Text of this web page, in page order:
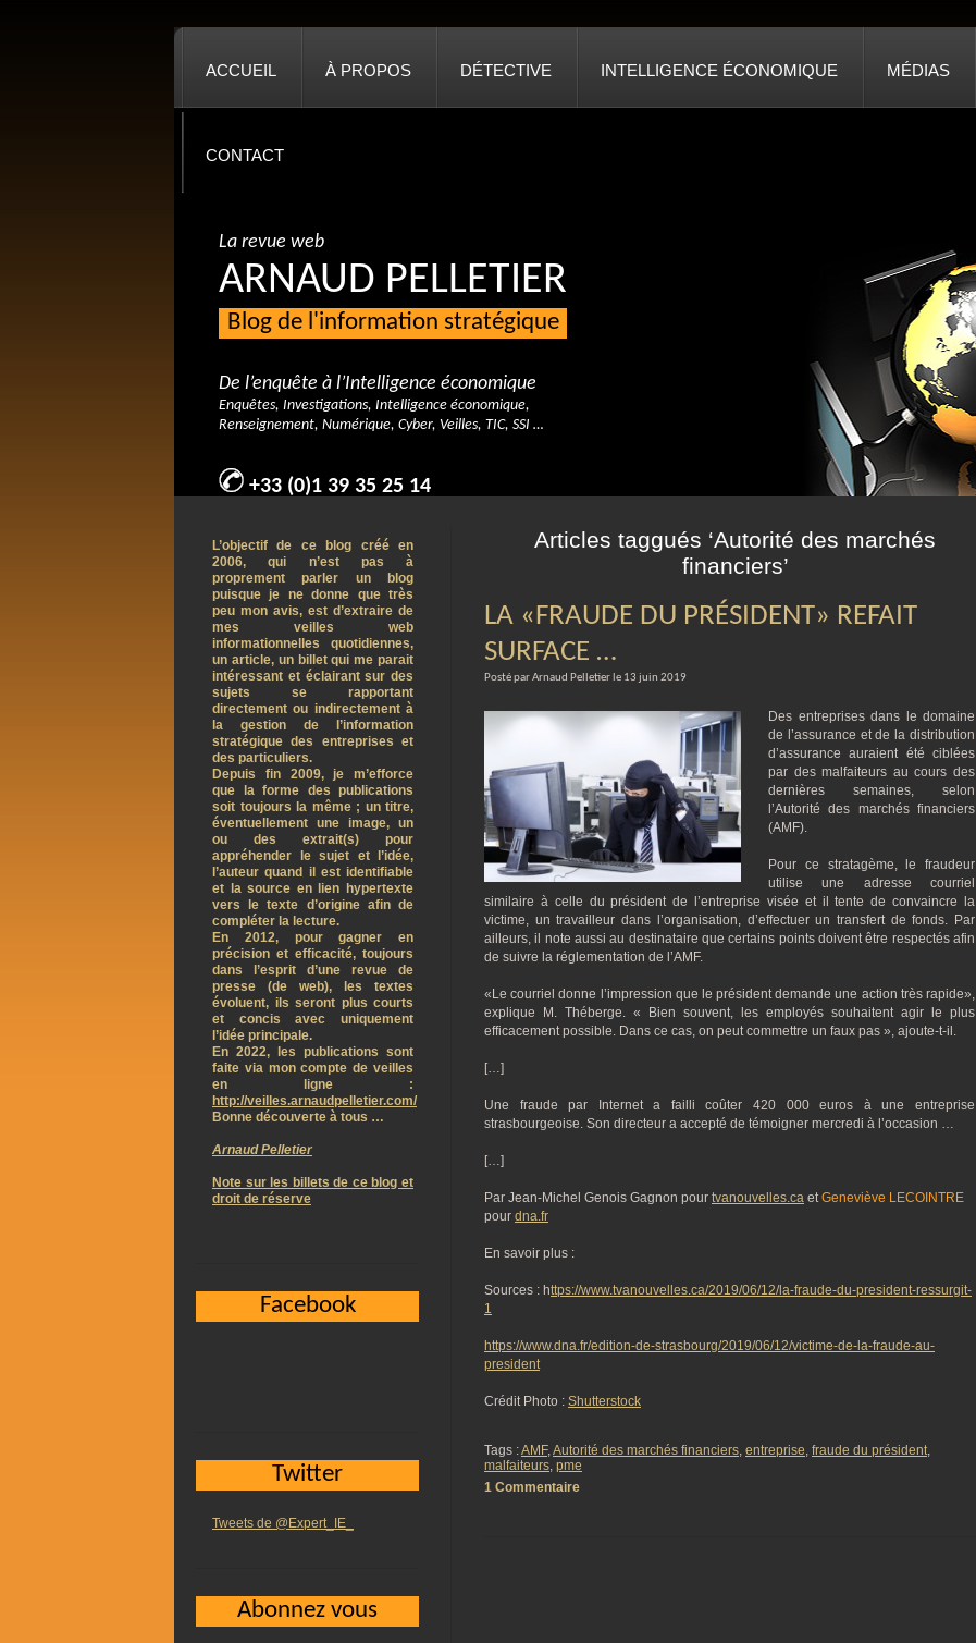
ACCUEIL À PROPOS DÉTECTIVE INTELLIGENCE ÉCONOMIQUE MÉDIAS
CONTACT
La revue web
ARNAUD PELLETIER
Blog de l'information stratégique
De l’enquête à l’Intelligence économique
Enquêtes, Investigations, Intelligence économique,
Renseignement, Numérique, Cyber, Veilles, TIC, SSI …
+33 (0)1 39 35 25 14
Articles taggués ‘Autorité des marchés
financiers’
LA «FRAUDE DU PRÉSIDENT» REFAIT
SURFACE …
Posté par Arnaud Pelletier le 13 juin 2019
Des entreprises dans le domaine
de l’assurance et de la distribution
d’assurance auraient été ciblées
par des malfaiteurs au cours des
dernières semaines, selon
l’Autorité des marchés financiers
(AMF).
Pour ce stratagème, le fraudeur
utilise une adresse courriel
similaire à celle du président de l’entreprise visée et il tente de convaincre la
victime, un travailleur dans l’organisation, d’effectuer un transfert de fonds. Par
ailleurs, il note aussi au destinataire que certains points doivent être respectés afin
de suivre la réglementation de l’AMF.
«Le courriel donne l’impression que le président demande une action très rapide»,
explique M. Théberge. « Bien souvent, les employés souhaitent agir le plus
efficacement possible. Dans ce cas, on peut commettre un faux pas », ajoute-t-il.
[…]
Une fraude par Internet a failli coûter 420 000 euros à une entreprise
strasbourgeoise. Son directeur a accepté de témoigner mercredi à l’occasion …
[…]
Par Jean-Michel Genois Gagnon pour tvanouvelles.ca etGeneviève LECOINTRE
pour dna.fr
En savoir plus :
Sources : https://www.tvanouvelles.ca/2019/06/12/la-fraude-du-president-ressurgit-
1
https://www.dna.fr/edition-de-strasbourg/2019/06/12/victime-de-la-fraude-au-
president
Crédit Photo : Shutterstock
Tags :AMF,Autorité des marchés financiers, entreprise, fraude du président,
malfaiteurs, pme
1 Commentaire
L’objectif de ce blog créé en
2006, qui n’est pas à
proprement parler un blog
puisque je ne donne que très
peu mon avis, est d’extraire de
mes veilles web
informationnelles quotidiennes,
un article, un billet qui me parait
intéressant et éclairant sur des
sujets se rapportant
directement ou indirectement à
la gestion de l’information
stratégique des entreprises et
des particuliers.
Depuis fin 2009, je m’efforce
que la forme des publications
soit toujours la même ; un titre,
éventuellement une image, un
ou des extrait(s) pour
appréhender le sujet et l’idée,
l’auteur quand il est identifiable
et la source en lien hypertexte
vers le texte d’origine afin de
compléter la lecture.
En 2012, pour gagner en
précision et efficacité, toujours
dans l’esprit d’une revue de
presse (de web), les textes
évoluent, ils seront plus courts
et concis avec uniquement
l’idée principale.
En 2022, les publications sont
faite via mon compte de veilles
en ligne :
http://veilles.arnaudpelletier.com/
Bonne découverte à tous …
Arnaud Pelletier
Note sur les billets de ce blog et
droit de réserve
Facebook
Twitter
Tweets de @Expert_IE_
Abonnez vous